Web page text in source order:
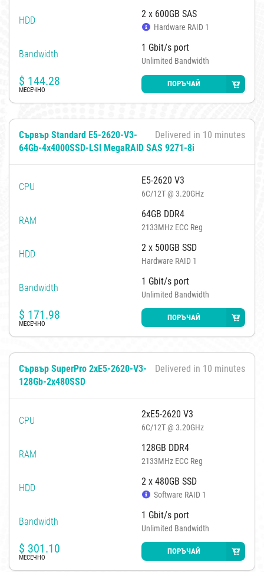
HDD
2 x 600GB SAS
Hardware RAID 1
Bandwidth
1 Gbit/s port
Unlimited Bandwidth
$ 144.28
МЕСЕЧНО
ПОРЪЧАЙ
Delivered in 10 minutes
Сървър Standard E5-2620-V3-
64Gb-4x4000SSD-LSI MegaRAID SAS 9271-8i
CPU
E5-2620 V3
6C/12T @ 3.20GHz
RAM
64GB DDR4
2133MHz ECC Reg
HDD
2 x 500GB SSD
Hardware RAID 1
Bandwidth
1 Gbit/s port
Unlimited Bandwidth
$ 171.98
МЕСЕЧНО
ПОРЪЧАЙ
Delivered in 10 minutes
Сървър SuperPro 2xE5-2620-V3-
128Gb-2x480SSD
CPU
2xE5-2620 V3
6C/12T @ 3.20GHz
RAM
128GB DDR4
2133MHz ECC Reg
HDD
2 x 480GB SSD
Software RAID 1
Bandwidth
1 Gbit/s port
Unlimited Bandwidth
$ 301.10
МЕСЕЧНО
ПОРЪЧАЙ